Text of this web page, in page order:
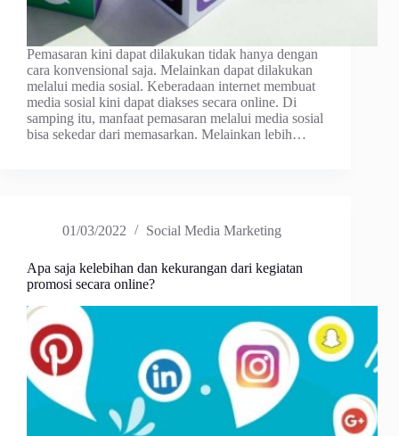
Pemasaran kini dapat dilakukan tidak hanya dengan
cara konvensional saja. Melainkan dapat dilakukan
melalui media sosial. Keberadaan internet membuat
media sosial kini dapat diakses secara online. Di
samping itu, manfaat pemasaran melalui media sosial
bisa sekedar dari memasarkan. Melainkan lebih…
01/03/2022 Social Media Marketing
Apa saja kelebihan dan kekurangan dari kegiatan
promosi secara online?